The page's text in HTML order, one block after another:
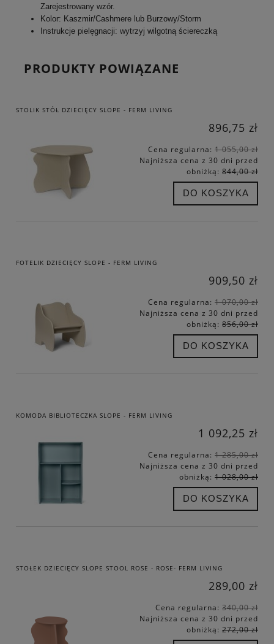
Zarejestrowany wzór.
Kolor: Kaszmir/Cashmere lub Burzowy/Storm
Instrukcje pielęgnacji: wytrzyj wilgotną ściereczką
PRODUKTY POWIĄZANE
STOLIK STÓŁ DZIECIĘCY SLOPE - FERM LIVING
896,75 zł
Cena regularna: 1 055,00 zł
Najniższa cena z 30 dni przed
obniżką: 844,00 zł
DO KOSZYKA
FOTELIK DZIECIĘCY SLOPE - FERM LIVING
909,50 zł
Cena regularna: 1 070,00 zł
Najniższa cena z 30 dni przed
obniżką: 856,00 zł
DO KOSZYKA
KOMODA BIBLIOTECZKA SLOPE - FERM LIVING
1 092,25 zł
Cena regularna: 1 285,00 zł
Najniższa cena z 30 dni przed
obniżką: 1 028,00 zł
DO KOSZYKA
STOŁEK DZIECIĘCY SLOPE STOOL ROSE - ROSE- FERM LIVING
289,00 zł
Cena regularna: 340,00 zł
Najniższa cena z 30 dni przed
obniżką: 272,00 zł